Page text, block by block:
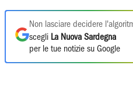
Non lasciare decidere
scegli La Nuova Sardegna
per le tue notizie su Google